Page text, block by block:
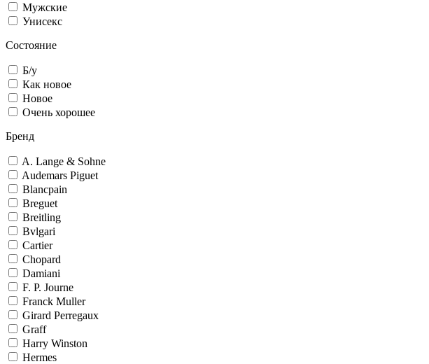
Мужские
Унисекс
Состояние
Б/у
Как новое
Новое
Очень хорошее
Бренд
A. Lange & Sohne
Audemars Piguet
Blancpain
Breguet
Breitling
Bvlgari
Cartier
Chopard
Damiani
F. P. Journe
Franck Muller
Girard Perregaux
Graff
Harry Winston
Hermes